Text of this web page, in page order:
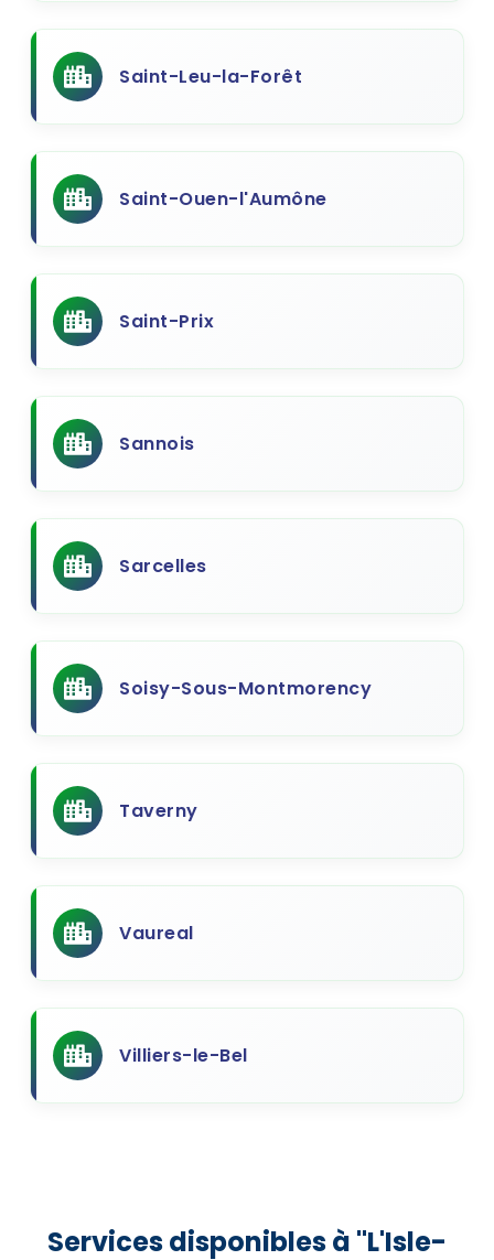
Saint-Leu-la-Forêt
Saint-Ouen-l'Aumône
Saint-Prix
Sannois
Sarcelles
Soisy-Sous-Montmorency
Taverny
Vaureal
Villiers-le-Bel
Services disponibles à "L'Isle-